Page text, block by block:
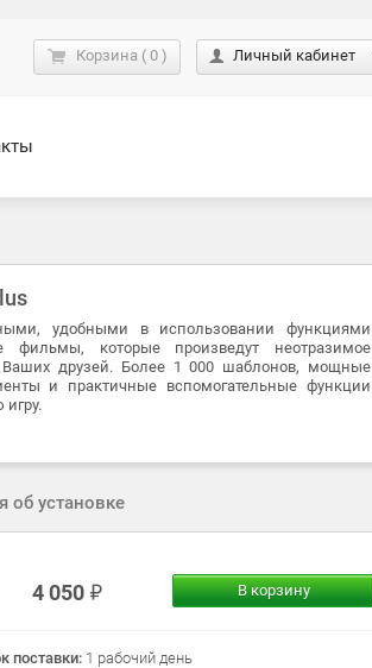
Корзина ( 0 ) Личный кабинет
удобными в использовании функциями
фильмы, которые произведут неотразимое
друзей. Более 1 000 шаблонов, мощные
и практичные вспомогательные функции
игру.
об установке
4 050 В корзину
поставки: 1 рабочий день